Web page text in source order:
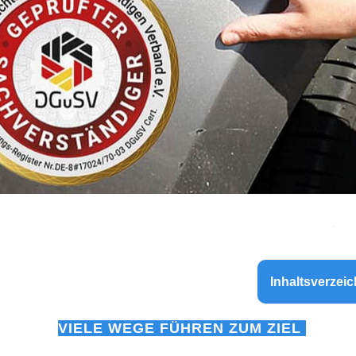
VIELE WEGE FÜHREN ZUM ZIEL